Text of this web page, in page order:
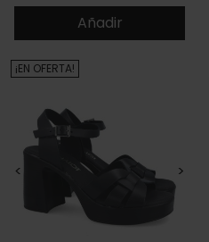
Añadir
< >
¡EN OFERTA!